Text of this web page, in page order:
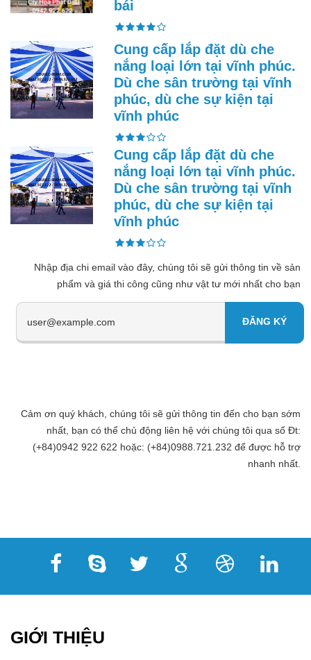
bái
Cung cấp lắp đặt dù che
nắng loại lớn tại vĩnh phúc.
Dù che sân trường tại vĩnh
phúc, dù che sự kiện tại
vĩnh phúc
Cung cấp lắp đặt dù che
nắng loại lớn tại vĩnh phúc.
Dù che sân trường tại vĩnh
phúc, dù che sự kiện tại
vĩnh phúc
Nhập địa chi email vào đây, chúng tôi sẽ gửi thông tin về sản
phẩm và giá thi công cũng như vật tư mới nhất cho bạn
Cảm ơn quý khách, chúng tôi sẽ gửi thông tin đến cho bạn sớm
nhất, bạn có thể chủ động liên hệ với chúng tôi qua số Đt:
(+84)0942 922 622 hoặc: (+84)0988.721.232 để được hỗ trợ
nhanh nhất.
GIỚI THIỆU